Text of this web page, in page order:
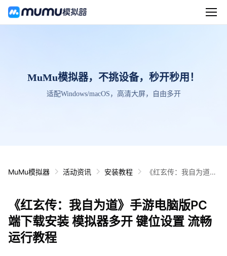
MuMu模拟器，不挑设备，秒开秒用！
适配Windows/macOS，高清大屏，自由多开
MuMu模拟器 活动资讯 安装教程
《红玄传：我自为道》
设置 流畅运行教程
《红玄传：我自为道》手游电脑版PC
端下载安装 模拟器多开 键位设置 流畅
运行教程